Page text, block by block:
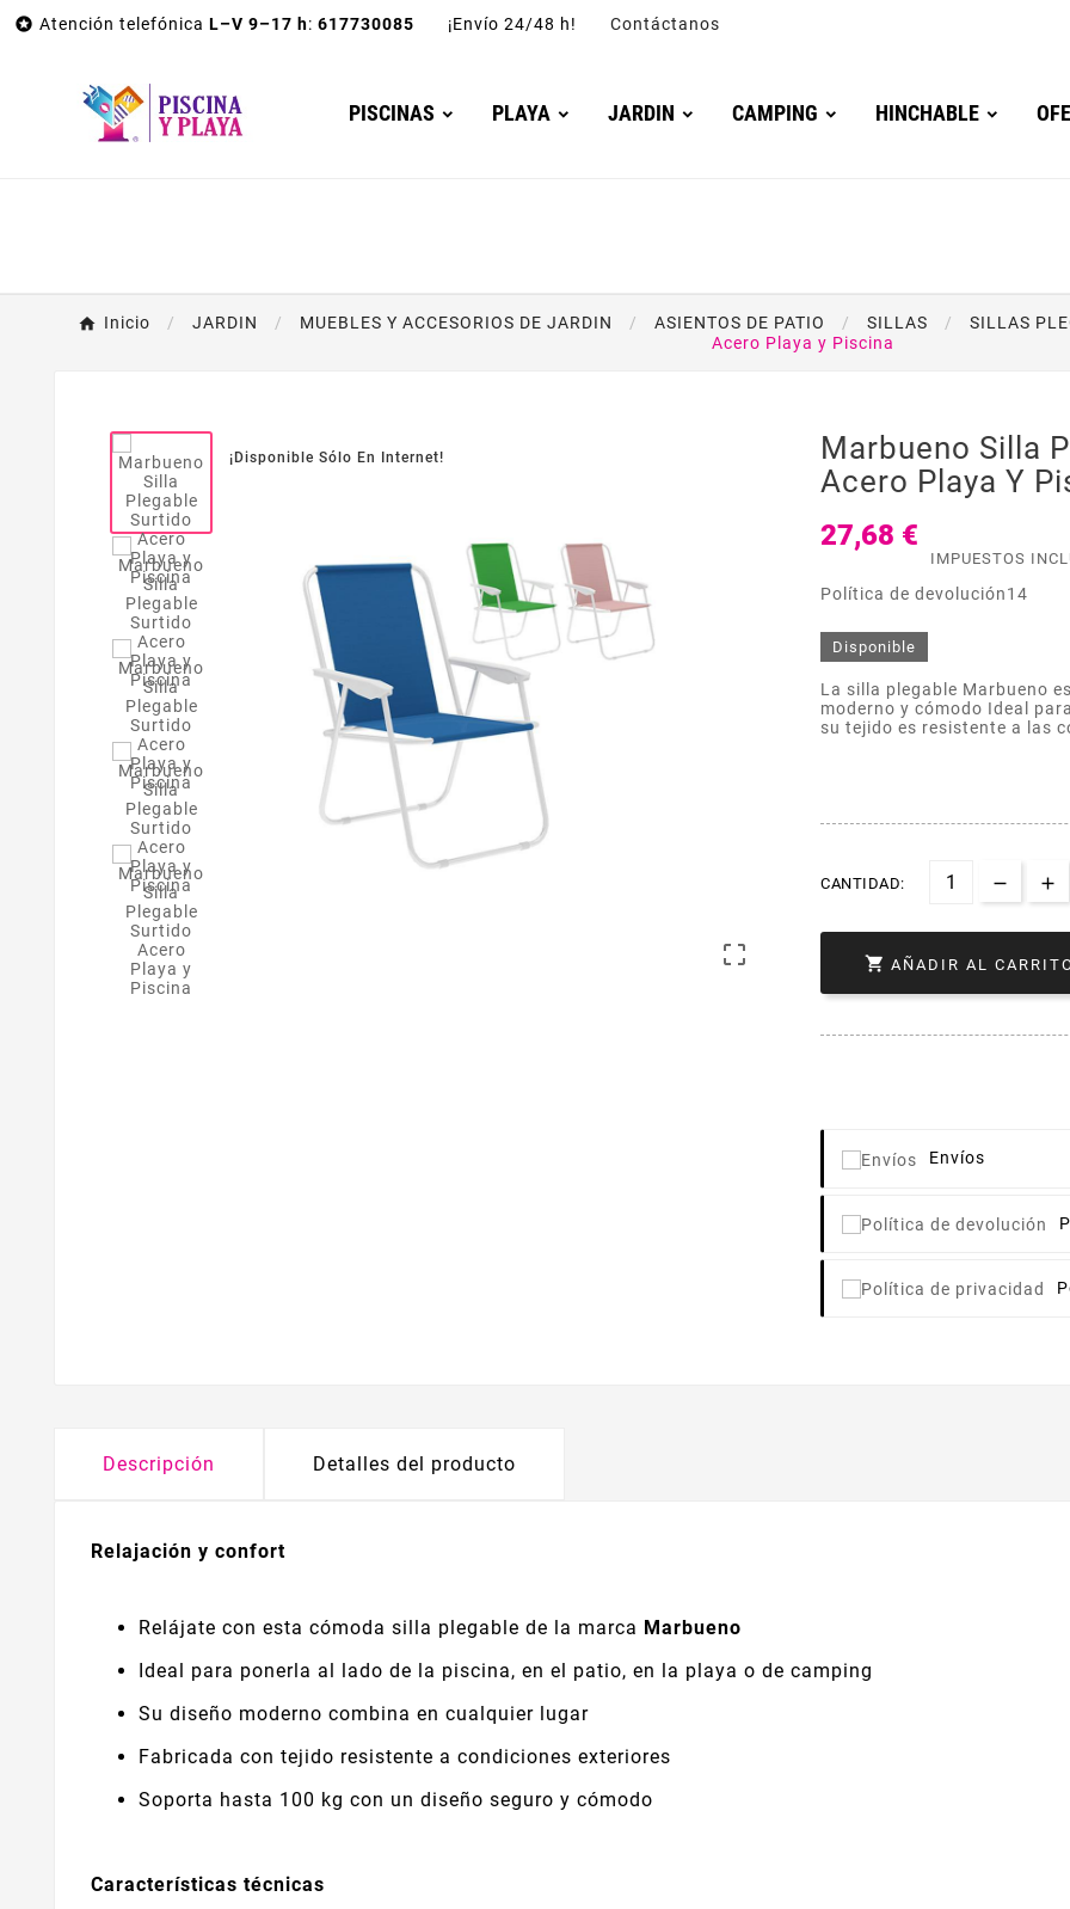
 Atención telefónica L–V 9–17 h: 617730085 ¡Envío 24/48 h! Contáctanos
PISCINAS PLAYA JARDIN CAMPING HINCHABLE
Inicio JARDIN MUEBLES Y ACCESORIOS DE JARDIN ASIENTOS DE PATIO SILLAS
SILLAS
Acero Playa y Piscina
¡Disponible Sólo En Internet!

Marbueno Silla
Acero Playa Y
27,68 €
IMPUESTOS
Política de devolución14
Disponible
La silla plegable Marbueno
moderno y cómodo Ideal
su tejido es resistente a las
CANTIDAD:
 AÑADIR AL
Envíos
Descripción Detalles del producto
Relajación y confort
Relájate con esta cómoda silla plegable de la marca Marbueno
Ideal para ponerla al lado de la piscina, en el patio, en la playa o de camping
Su diseño moderno combina en cualquier lugar
Fabricada con tejido resistente a condiciones exteriores
Soporta hasta 100 kg con un diseño seguro y cómodo
Características técnicas